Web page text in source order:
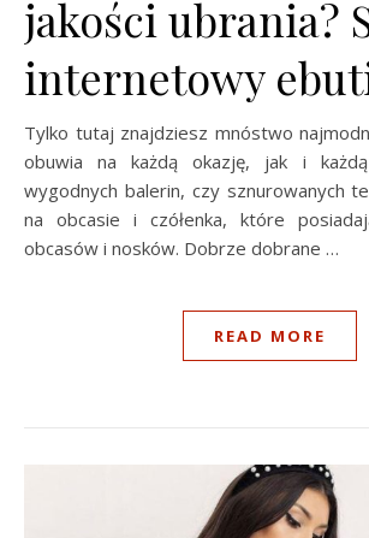
jakości ubrania?
internetowy
Tylko tutaj znajdziesz mnóstwo
obuwia na każdą okazję, jak i
wygodnych balerin, czy sznurowanych
na obcasie i czółenka, które
obcasów i nosków. Dobrze dobrane …
READ MORE